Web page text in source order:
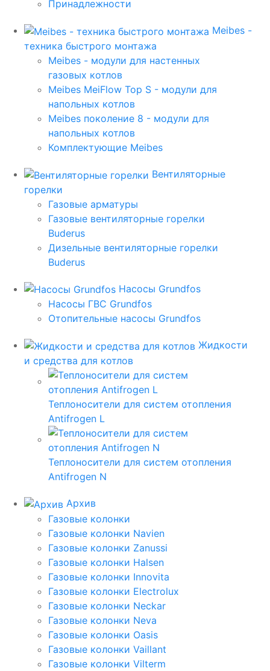
Принадлежности
Meibes -
техника быстрого монтажа
Meibes - модули для настенных
газовых котлов
Meibes MeiFlow Top S - модули для
напольных котлов
Meibes поколение 8 - модули для
напольных котлов
Комплектующие Meibes
Вентиляторные
горелки
Газовые арматуры
Газовые вентиляторные горелки
Buderus
Дизельные вентиляторные горелки
Buderus
Насосы Grundfos
Насосы ГВС Grundfos
Отопительные насосы Grundfos
Жидкости
и средства для котлов
Теплоносители для систем отопления
Antifrogen L
Теплоносители для систем отопления
Antifrogen N
Архив
Газовые колонки
Газовые колонки Navien
Газовые колонки Zanussi
Газовые колонки Halsen
Газовые колонки Innovita
Газовые колонки Electrolux
Газовые колонки Neckar
Газовые колонки Neva
Газовые колонки Oasis
Газовые колонки Vaillant
Газовые колонки Vilterm